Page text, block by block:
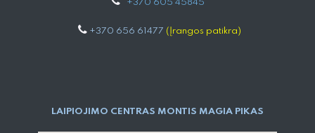
+370 605 4584​5
+370 656 61477 (Įrangos patikra)
LAIPIOJIMO CENTRAS MONTIS MAGIA PIKAS